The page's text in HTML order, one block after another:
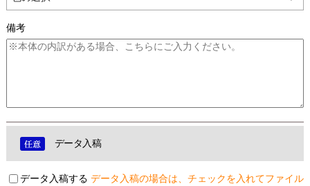
備考
データ入稿
データ入稿する データ入稿の場合は、チェックを入れてファイル